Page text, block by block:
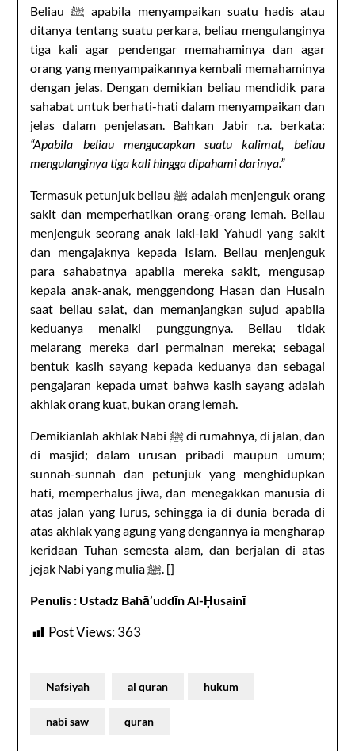
Beliau ﷺ apabila menyampaikan suatu hadis atau
ditanya tentang suatu perkara, beliau mengulanginya
tiga kali agar pendengar memahaminya dan agar
orang yang menyampaikannya kembali memahaminya
dengan jelas. Dengan demikian beliau mendidik para
sahabat untuk berhati-hati dalam menyampaikan dan
jelas dalam penjelasan. Bahkan Jabir r.a. berkata:
“Apabila beliau mengucapkan suatu kalimat, beliau
mengulanginya tiga kali hingga dipahami darinya.”
Termasuk petunjuk beliau ﷺ adalah menjenguk orang
sakit dan memperhatikan orang-orang lemah. Beliau
menjenguk seorang anak laki-laki Yahudi yang sakit
dan mengajaknya kepada Islam. Beliau menjenguk
para sahabatnya apabila mereka sakit, mengusap
kepala anak-anak, menggendong Hasan dan Husain
saat beliau salat, dan memanjangkan sujud apabila
keduanya menaiki punggungnya. Beliau tidak
melarang mereka dari permainan mereka; sebagai
bentuk kasih sayang kepada keduanya dan sebagai
pengajaran kepada umat bahwa kasih sayang adalah
akhlak orang kuat, bukan orang lemah.
Demikianlah akhlak Nabi ﷺ di rumahnya, di jalan, dan
di masjid; dalam urusan pribadi maupun umum;
sunnah-sunnah dan petunjuk yang menghidupkan
hati, memperhalus jiwa, dan menegakkan manusia di
atas jalan yang lurus, sehingga ia di dunia berada di
atas akhlak yang agung yang dengannya ia mengharap
keridaan Tuhan semesta alam, dan berjalan di atas
jejak Nabi yang mulia ﷺ. []
Penulis : Ustadz Bahā’uddīn Al-Ḥusainī
Post Views:363
Nafsiyah al quran hukum
nabi saw quran